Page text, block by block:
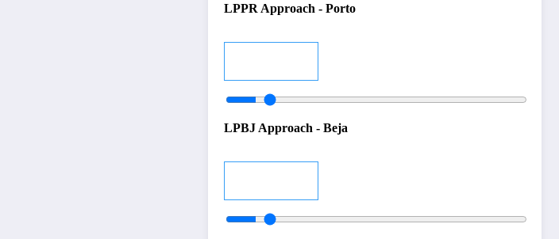
LPPR Approach - Porto
LPBJ Approach - Beja